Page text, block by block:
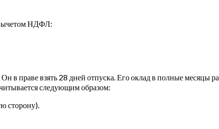
НДФЛ:
в праве взять 28 дней отпуска. Его оклад в полные месяцы
следующим образом:
сторону).